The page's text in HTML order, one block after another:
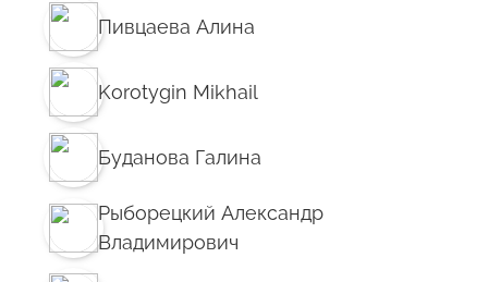
Пивцаева Алина
Korotygin Mikhail
Буданова Галина
Рыборецкий Александр
Владимирович